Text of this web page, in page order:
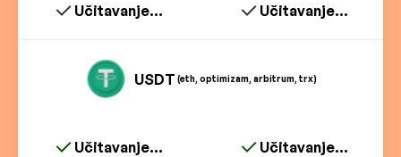
Učitavanje... Učitavanje...
USDT (eth, optimizam, arbitrum, trx)
Učitavanje... Učitavanje...